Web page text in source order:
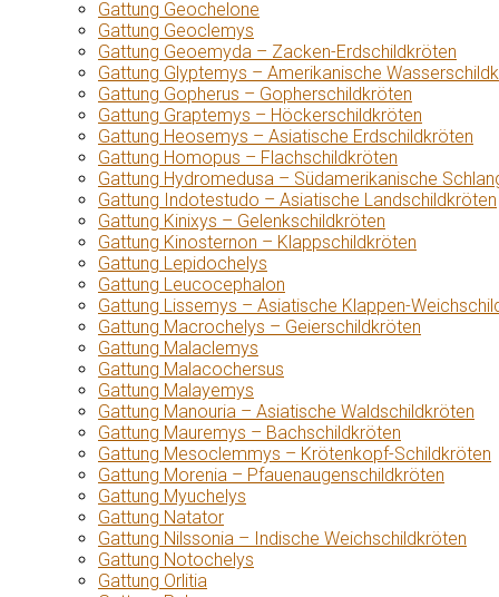
Gattung Geochelone
Gattung Geoclemys
Gattung Geoemyda – Zacken-Erdschildkröten
Gattung Glyptemys – Amerikanische
Gattung Gopherus – Gopherschildkröten
Gattung Graptemys – Höckerschildkröten
Gattung Heosemys – Asiatische Erdschildkröten
Gattung Homopus – Flachschildkröten
Gattung Hydromedusa – Südamerikanische
Gattung Indotestudo – Asiatische Landschildkröten
Gattung Kinixys – Gelenkschildkröten
Gattung Kinosternon – Klappschildkröten
Gattung Lepidochelys
Gattung Leucocephalon
Gattung Lissemys – Asiatische Klappen-
Gattung Macrochelys – Geierschildkröten
Gattung Malaclemys
Gattung Malacochersus
Gattung Malayemys
Gattung Manouria – Asiatische Waldschildkröten
Gattung Mauremys – Bachschildkröten
Gattung Mesoclemmys – Krötenkopf-Schildkröten
Gattung Morenia – Pfauenaugenschildkröten
Gattung Myuchelys
Gattung Natator
Gattung Nilssonia – Indische Weichschildkröten
Gattung Notochelys
Gattung Orlitia